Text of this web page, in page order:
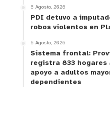
6 Agosto, 2026
PDI detuvo a
robos violentos en
6 Agosto, 2026
Sistema frontal:
registra 833
apoyo a adultos
dependientes